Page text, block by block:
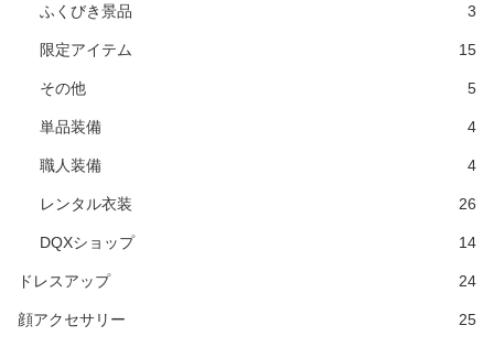
ふくびき景品 3
限定アイテム 15
その他 5
単品装備 4
職人装備 4
レンタル衣装 26
DQXショップ 14
ドレスアップ 24
顔アクセサリー 25